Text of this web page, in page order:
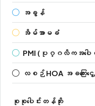
အခွန်
အိမ်အာမခံ
PMI (ပုဂ္ဂလိကအပေ
လစဉ် HOA အခကြေးငွေမ
စုစုပေါင်းတန်ဘိုး